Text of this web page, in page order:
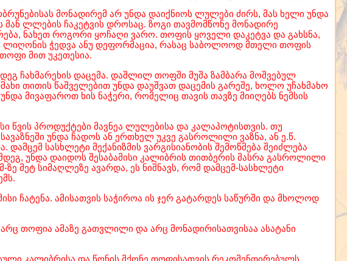
მონადირემ არ უნდა დაიქნიოს ლულები ძირს, მას ხელი უნდა
ლლების ჩაკეტვის დროსაც. ზოგი თავმომწონე მონადირე
ნახეთ როგორი ყოჩაღი ვარო. თოფის ყოველი დაკეტვა და გახსნა,
ლიღონის ჭედვა ანუ დეფორმაცია, რასაც საბოლოოდ მთელი თოფის
მით უკეთესია.
ჩახმარეხის დაცემა. დაშლილ თოფში მუშა ზამბარა მოშვებულ
თითის წაშველებით უნდა დაუშვათ დაცემის გარეშე, ხოლო უჩახმახო
მივაფაროთ ხის ნაჭერი, რომელიც თავის თავზე მიიღებს ნემსის
წვის პროდუქტები მავნეა ლულებისა და კალაპოტისთვის. თუ
უნდა ჩადოს ან ერთხელ უკვე გასროლილი ვაზნა, ან ე.წ.
სასხლეტი მექანიზმის ვარგისიანობის შემოწმება შეიძლება
უნდა დაიდოს შესაბამისი კალიბრის თითბერის მასრა გასროლილი
მეტ სიმაღლეზე ავარდა, ეს ნიშნავს, რომ დამცემ-სასხლეტი
ჩატენა. ამისათვის საჭიროა ის ჯერ გატარდეს საწურში და მხოლოდ
თოფია ამაზე გათვლილი და არც მონადირისათვისაა ასატანი